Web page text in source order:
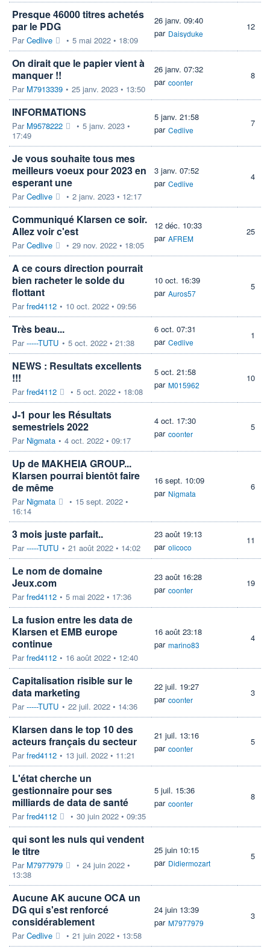
Presque 46000 titres achetés
par le PDG
ParCedlive • 5 mai 2022 • 18:09
26 janv. 09:40
par Daisyduke
12
On dirait que le papier vient à
manquer !!
Par M7913339 • 25 janv. 2023 • 13:50
26 janv. 07:32
par coonter
8
INFORMATIONS
Par M9578222 • 5 janv. 2023 •
17:49
5 janv. 21:58
par Cedlive
7
Je vous souhaite tous mes
meilleurs voeux pour 2023 en
esperant une
ParCedlive • 2 janv. 2023 • 12:17
3 janv. 07:52
par Cedlive
4
Communiqué Klarsen ce soir.
Allez voir c'est
ParCedlive • 29 nov. 2022 • 18:05
12 déc. 10:33
par AFREM
25
A ce cours direction pourrait
bien racheter le solde du
flottant
Parfred4112 • 10 oct. 2022 • 09:56
10 oct. 16:39
par Auros57
5
Très beau...
Par-----TUTU • 5 oct. 2022 • 21:38
6 oct. 07:31
par Cedlive
1
NEWS : Resultats excellents
!!!
Parfred4112 • 5 oct. 2022 • 18:08
5 oct. 21:58
par M015962
10
J-1 pour les Résultats
semestriels 2022
Par Nigmata • 4 oct. 2022 • 09:17
4 oct. 17:30
par coonter
5
Up de MAKHEIA GROUP...
Klarsen pourrai bientôt faire
de même
Par Nigmata • 15 sept. 2022 •
16:14
16 sept. 10:09
par Nigmata
6
3 mois juste parfait..
Par-----TUTU • 21 août 2022 • 14:02
23 août 19:13
par olicoco
11
Le nom de domaine
Jeux.com
Parfred4112 • 5 mai 2022 • 17:36
23 août 16:28
par coonter
19
La fusion entre les data de
Klarsen et EMB europe
continue
Parfred4112 • 16 août 2022 • 12:40
16 août 23:18
par marino83
4
Capitalisation risible sur le
data marketing
Par-----TUTU • 22 juil. 2022 • 14:36
22 juil. 19:27
par coonter
3
Klarsen dans le top 10 des
acteurs français du secteur
Parfred4112 • 13 juil. 2022 • 11:21
21 juil. 13:16
par coonter
5
L'état cherche un
gestionnaire pour ses
milliards de data de santé
Parfred4112 • 30 juin 2022 • 09:35
5 juil. 15:36
par coonter
8
qui sont les nuls qui vendent
le titre
Par M7977979 • 24 juin 2022 •
13:38
25 juin 10:15
par Didiermozart
5
Aucune AK aucune OCA un
DG qui s'est renforcé
considérablement
ParCedlive • 21 juin 2022 • 13:58
24 juin 13:39
par M7977979
3